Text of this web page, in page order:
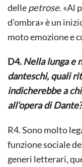
dellepetrose. «Al
d’ombra» è un
moto emozione e
D4.Nella lunga e
danteschi, quali
indicherebbe a
all’opera di Dante?
R4. Sono molto
funzione sociale
generi letterari,